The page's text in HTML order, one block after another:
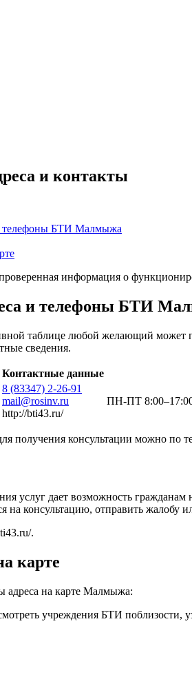
и контакты
телефоны БТИ Малмыжа
информация о
и телефоны БТИ
таблице любой желающий может
сведения.
Контактные данные
8 (83347) 2-26-91
mail@rosinv.ru
http://bti43.ru/
ПН-ПТ
получения консультации можно по
услуг дает возможность
на консультацию, отправить
.
карте
адреса на карте Малмыжа:
учреждения БТИ